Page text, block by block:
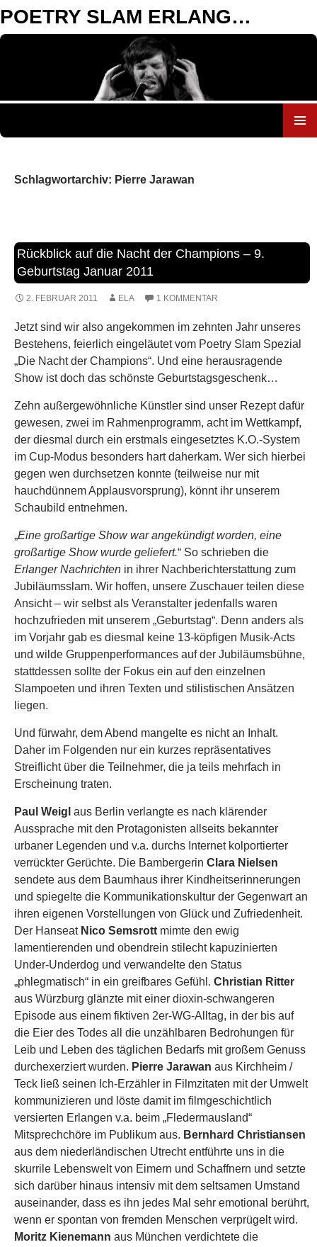
POETRY SLAM ERLANGEN
Schlagwortarchiv: Pierre Jarawan
Rückblick auf die Nacht der Champions – 9.
Geburtstag Januar 2011
2. FEBRUAR 2011 ELA 1 KOMMENTAR
Jetzt sind wir also angekommen im zehnten Jahr unseres
Bestehens, feierlich eingeläutet vom Poetry Slam Spezial
„Die Nacht der Champions“. Und eine herausragende
Show ist doch das schönste Geburtstagsgeschenk…
Zehn außergewöhnliche Künstler sind unser Rezept dafür
gewesen, zwei im Rahmenprogramm, acht im Wettkampf,
der diesmal durch ein erstmals eingesetztes K.O.-System
im Cup-Modus besonders hart daherkam. Wer sich hierbei
gegen wen durchsetzen konnte (teilweise nur mit
hauchdünnem Applausvorsprung), könnt ihr unserem
Schaubild entnehmen.
„Eine großartige Show war angekündigt worden, eine
großartige Show wurde geliefert.“ So schrieben die
Erlanger Nachrichten in ihrer Nachberichterstattung zum
Jubiläumsslam. Wir hoffen, unsere Zuschauer teilen diese
Ansicht – wir selbst als Veranstalter jedenfalls waren
hochzufrieden mit unserem „Geburtstag“. Denn anders als
im Vorjahr gab es diesmal keine 13-köpfigen Musik-Acts
und wilde Gruppenperformances auf der Jubiläumsbühne,
stattdessen sollte der Fokus ein auf den einzelnen
Slampoeten und ihren Texten und stilistischen Ansätzen
liegen.
Und fürwahr, dem Abend mangelte es nicht an Inhalt.
Daher im Folgenden nur ein kurzes repräsentatives
Streiflicht über die Teilnehmer, die ja teils mehrfach in
Erscheinung traten.
Paul Weigl aus Berlin verlangte es nach klärender
Aussprache mit den Protagonisten allseits bekannter
urbaner Legenden und v.a. durchs Internet kolportierter
verrückter Gerüchte. Die Bambergerin Clara Nielsen
sendete aus dem Baumhaus ihrer Kindheitserinnerungen
und spiegelte die Kommunikationskultur der Gegenwart an
ihren eigenen Vorstellungen von Glück und Zufriedenheit.
Der Hanseat Nico Semsrott mimte den ewig
lamentierenden und obendrein stilecht kapuzinierten
Under-Underdog und verwandelte den Status
„phlegmatisch“ in ein greifbares Gefühl. Christian Ritter
aus Würzburg glänzte mit einer dioxin-schwangeren
Episode aus einem fiktiven 2er-WG-Alltag, in der bis auf
die Eier des Todes all die unzählbaren Bedrohungen für
Leib und Leben des täglichen Bedarfs mit großem Genuss
durchexerziert wurden. Pierre Jarawan aus Kirchheim /
Teck ließ seinen Ich-Erzähler in Filmzitaten mit der Umwelt
kommunizieren und löste damit im filmgeschichtlich
versierten Erlangen v.a. beim „Fledermausland“
Mitsprechchöre im Publikum aus. Bernhard Christiansen
aus dem niederländischen Utrecht entführte uns in die
skurrile Lebenswelt von Eimern und Schaffnern und setzte
sich darüber hinaus intensiv mit dem seltsamen Umstand
auseinander, dass es ihn jedes Mal sehr emotional berührt,
wenn er spontan von fremden Menschen verprügelt wird.
Moritz Kienemann aus München verdichtete die